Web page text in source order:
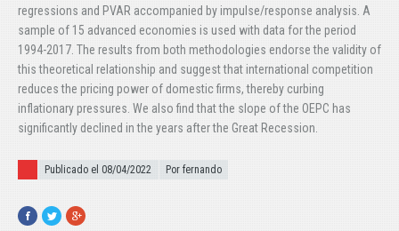
regressions and PVAR accompanied by impulse/response analysis. A
sample of 15 advanced economies is used with data for the period
1994-2017. The results from both methodologies endorse the validity of
this theoretical relationship and suggest that international competition
reduces the pricing power of domestic firms, thereby curbing
inflationary pressures. We also find that the slope of the OEPC has
significantly declined in the years after the Great Recession.
Publicado el
Publicado el 08/04/2022 Por fernando
Facebook
TwitterGoogle+